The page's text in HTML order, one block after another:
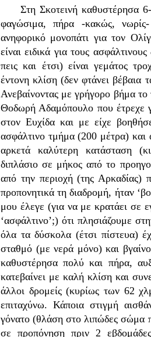
Στη Σκοτεινή καθυστέρησα 6-
φαγώσιμα, πήρα -κακώς,
ανηφορικό μονοπάτι για τον
είναι ειδικά για τους
πεις και έτσι) είναι γεμάτος
έντονη κλίση (δεν φτάνει βέβαια
Ανεβαίνοντας με γρήγορο βήμα
Θοδωρή Αδαμόπουλο που έτρεχε
στον Ευχίδα και με είχε
ασφάλτινο τμήμα (200 μέτρα) και
αρκετά καλύτερη κατάσταση
διπλάσιο σε μήκος από το
από την περιοχή (της Αρκαδίας)
προπονητικά τη διαδρομή, ήταν
μου έλεγε (για να με κρατάει σε
‘ασφάλτινο’;) ότι πλησιάζουμε
όλα τα δύσκολα (έτσι πίστευα)
σταθμό (με νερά μόνο) και
καθυστέρησα πολύ και πήρα,
κατεβαίνει με καλή κλίση και
άλλοι δρομείς (κυρίως των 62
επιταχύνω. Κάποια στιγμή
γόνατο (θλάση στο λιπώδες σώμα
σε προπόνηση πριν 2